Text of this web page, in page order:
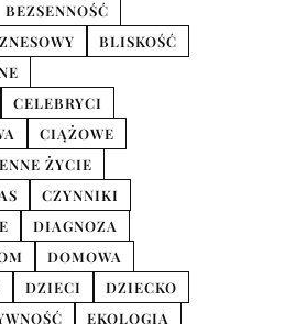
BEZSENNOŚĆ
BLISKOŚĆ
CELEBRYCI
CIĄŻOWE
ŻYCIE
CZYNNIKI
DIAGNOZA
DOMOWA
DZIECI
DZIECKO
EKOLOGIA